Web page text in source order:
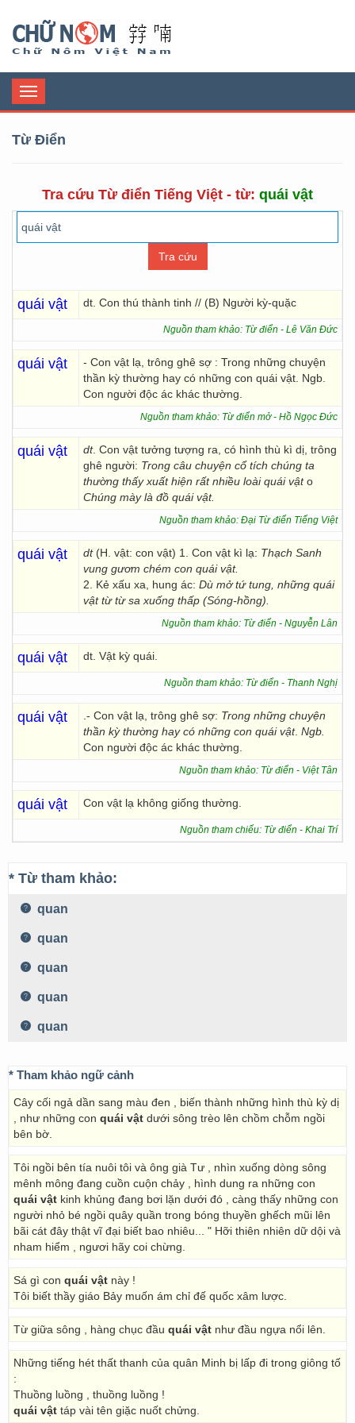
Toggle
navigation
Từ Điển
Tra cứu Từ điển Tiếng Việt - từ: quái vật
quái vật dt. Con thú thành tinh // (B) Người kỳ-quặc
Nguồn tham khảo: Từ điển - Lê Văn Đức
quái vật
- Con vật lạ, trông ghê sợ : Trong những chuyện
thần kỳ thường hay có những con quái vật. Ngb.
Con người độc ác khác thường.
Nguồn tham khảo: Từ điển mở - Hồ Ngọc Đức
quái vật dt. Con vật tưởng tượng ra, có hình thù kì dị, trông
ghê người: Trong câu chuyện cổ tích chúng ta
thường thấy xuất hiện rất nhiều loài quái vậto
Chúng mày là đồ quái vật.
Nguồn tham khảo: Đại Từ điển Tiếng Việt
quái vật dt (H. vật: con vật) 1. Con vật kì lạ: Thạch Sanh
vung gươm chém con quái vật.
2. Kẻ xấu xa, hung ác: Dù mở tứ tung, những quái
vật từ từ sa xuống thấp (Sóng-hồng).
Nguồn tham khảo: Từ điển - Nguyễn Lân
quái vật dt. Vật kỳ quái.
Nguồn tham khảo: Từ điển - Thanh Nghị
quái vật .- Con vật lạ, trông ghê sợ: Trong những chuyện
thần kỳ thường hay có những con quái vật. Ngb.
Con người độc ác khác thường.
Nguồn tham khảo: Từ điển - Việt Tân
quái vật Con vật lạ không giống thường.
Nguồn tham chiếu: Từ điển - Khai Trí
* Từ tham khảo:
quan
quan
quan
quan
quan
* Tham khảo ngữ cảnh
Cây cối ngả dần sang màu đen , biến thành những hình thù kỳ dị
, như những con quái vật dưới sông trèo lên chồm chỗm ngồi
bên bờ.
Tôi ngồi bên tía nuôi tôi và ông già Tư , nhìn xuống dòng sông
mênh mông đang cuồn cuộn chảy , hình dung ra những con
quái vật kinh khủng đang bơi lặn dưới đó , càng thấy những con
người nhỏ bé ngồi quây quần trong bóng thuyền ghếch mũi lên
bãi cát đây thật vĩ đại biết bao nhiêu... " Hỡi thiên nhiên dữ dội và
nham hiểm , ngươi hãy coi chừng.
Sá gì con quái vật này !
Tôi biết thầy giáo Bảy muốn ám chỉ đế quốc xâm lược.
Từ giữa sông , hàng chục đầu quái vật như đầu ngựa nổi lên.
Những tiếng hét thất thanh của quân Minh bị lấp đi trong giông tố
:
Thuồng luồng , thuồng luồng !
quái vật táp vài tên giặc nuốt chửng.